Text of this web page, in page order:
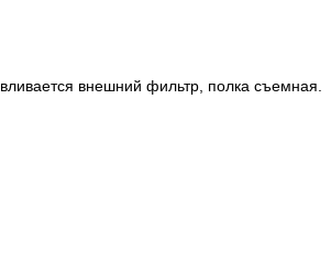
внешний фильтр, полка съемная.